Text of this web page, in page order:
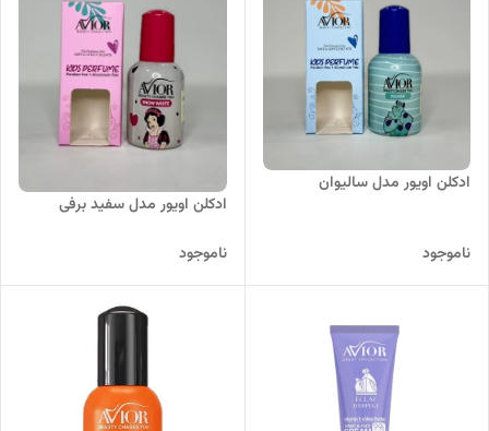
ادکلن اویور مدل سالیوان
ناموجود
ادکلن اویور مدل سفید برفی
ناموجود